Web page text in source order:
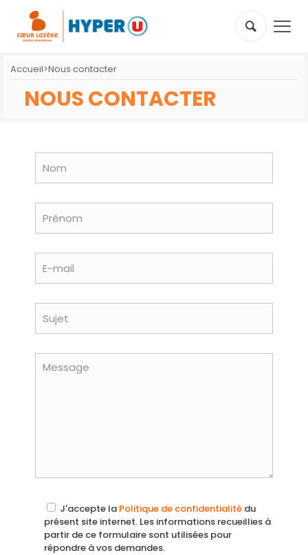
Accueil>Nous contacter
NOUS CONTACTER
J'accepte la Politique de confidentialitédu
présent site internet. Les informations recueillies à
partir de ce formulaire sont utilisées pour
répondre à vos demandes.